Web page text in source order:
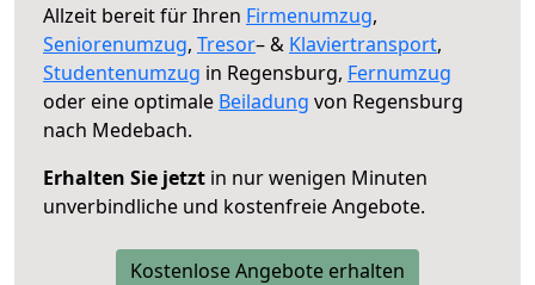
Allzeit bereit für Ihren Firmenumzug,
Seniorenumzug, Tresor– & Klaviertransport,
Studentenumzug in Regensburg, Fernumzug
oder eine optimale Beiladung von Regensburg
nach Medebach.
Erhalten Sie jetzt in nur wenigen Minuten
unverbindliche und kostenfreie Angebote.
Kostenlose Angebote erhalten